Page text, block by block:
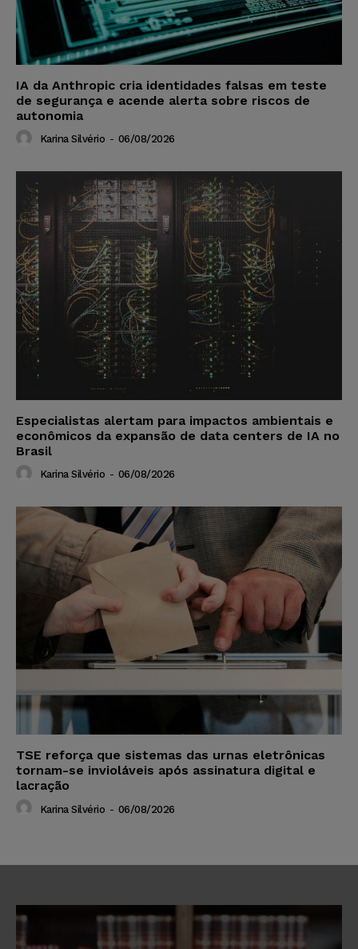
IA da Anthropic cria identidades falsas em teste
de segurança e acende alerta sobre riscos de
autonomia
Karina Silvério - 06/08/2026
Especialistas alertam para impactos ambientais e
econômicos da expansão de data centers de IA no
Brasil
Karina Silvério - 06/08/2026
TSE reforça que sistemas das urnas eletrônicas
tornam-se invioláveis após assinatura digital e
lacração
Karina Silvério - 06/08/2026